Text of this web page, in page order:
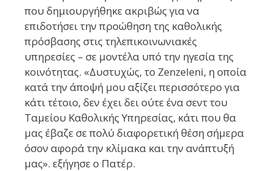
που δημιουργήθηκε ακριβώς για να
επιδοτήσει την προώθηση της καθολικής
πρόσβασης στις τηλεπικοινωνιακές
υπηρεσίες – σε μοντέλα υπό την ηγεσία της
κοινότητας. «Δυστυχώς, το Zenzeleni, η οποία
κατά την άποψή μου αξίζει περισσότερο για
κάτι τέτοιο, δεν έχει δει ούτε ένα σεντ του
Ταμείου Καθολικής Υπηρεσίας, κάτι που θα
μας έβαζε σε πολύ διαφορετική θέση σήμερα
όσον αφορά την κλίμακα και την ανάπτυξή
μας». εξήγησε ο Πατέρ.